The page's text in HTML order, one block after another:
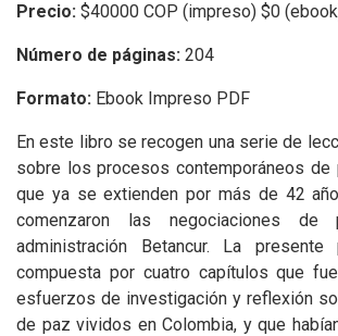
Precio: $40000 COP (impreso) $0
Número de páginas: 204
Formato: Ebook Impreso PDF
En este libro se recogen una serie de
sobre los procesos contemporáneos de
que ya se extienden por más de 42
comenzaron las negociaciones
administración Betancur. La presente
compuesta por cuatro capítulos que
esfuerzos de investigación y reflexión
de paz vividos en Colombia, y que